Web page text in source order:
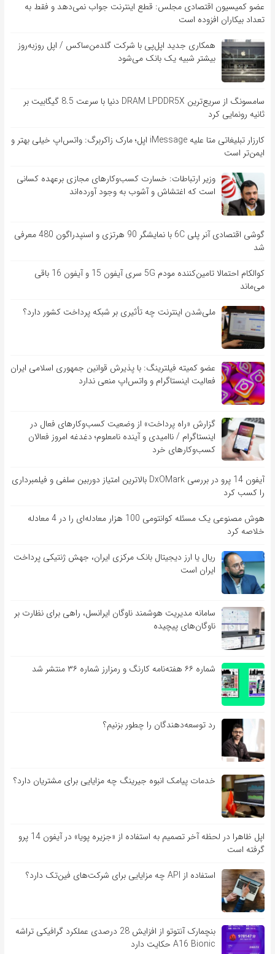
عضو کمیسیون اقتصادی مجلس: قطع اینترنت جواب نمی‌دهد و فقط به
تعداد بیکاران افزوده است
همکاری جدید اپل‌پی با شرکت گلدمن‌ساکس / اپل روزبه‌روز
بیشتر شبیه یک بانک می‌شود
سامسونگ از سریع‌ترین DRAM LPDDR5X دنیا با سرعت 8.5 گیگابیت بر
ثانیه رونمایی کرد
کارزار تبلیغاتی متا علیه iMessage اپل؛ مارک زاکربرگ: واتس‌اپ خیلی بهتر و
ایمن‌تر است
وزیر ارتباطات: خسارت کسب‌وکارهای مجازی برعهده کسانی
است که اغتشاش و آشوب به وجود آورده‌اند
گوشی اقتصادی آنر پلی 6C با نمایشگر 90 هرتزی و اسنپدراگون 480 معرفی
شد
کوالکام احتمالا تامین‌کننده مودم 5G سری آیفون 15 و آیفون 16 باقی
می‌ماند
ملی‌شدن اینترنت چه تأثیری بر شبکه پرداخت کشور دارد؟
عضو کمیته فیلترینگ: با پذیرش قوانین جمهوری اسلامی ایران
فعالیت اینستاگرام و واتس‌اپ منعی ندارد
گزارش «راه پرداخت» از وضعیت کسب‌وکارهای فعال در
اینستاگرام / ناامیدی و آینده نامعلوم؛ دغدغه امروز فعالان
کسب‌وکارهای خرد
آیفون 14 پرو در بررسی DxOMark بالاترین امتیاز دوربین سلفی و فیلمبرداری
را کسب کرد
هوش مصنوعی یک مسئله کوانتومی 100 هزار معادله‌‎ای را در 4 معادله
خلاصه کرد
ریال یا ارز دیجیتال بانک مرکزی ایران، جهش ژنتیکی پرداخت
ایران است
سامانه مدیریت هوشمند ناوگان ایرانسل، راهی برای نظارت بر
ناوگان‌های پیچیده
شماره ۶۶ هفته‌نامه کارنگ و رمزارز شماره ۳۶ منتشر شد
رد توسعه‌دهندگان را چطور بزنیم؟
خدمات پیامک انبوه جیرینگ چه مزایایی برای مشتریان دارد؟
اپل ظاهرا در لحظه آخر تصمیم به استفاده از «جزیره پویا» در آیفون 14 پرو
گرفته است
استفاده از API چه مزایایی برای شرکت‌های فین‌تک دارد؟
بنچمارک آنتوتو از افزایش 28 درصدی عملکرد گرافیکی تراشه
A16 Bionic حکایت دارد